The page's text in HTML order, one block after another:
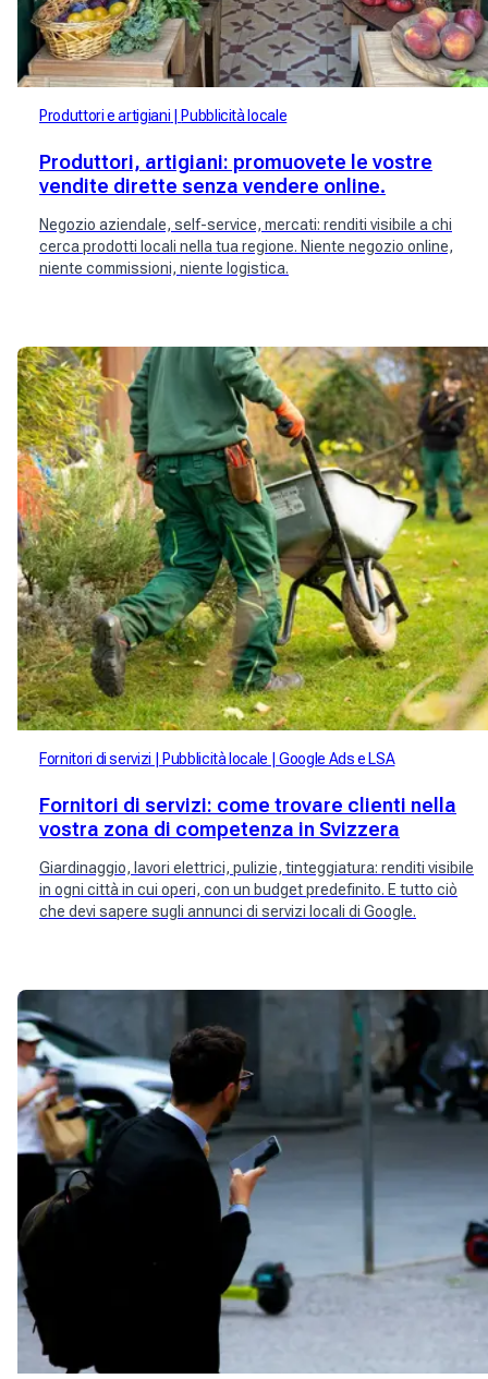
Produttori e artigiani Pubblicità locale
Produttori, artigiani: promuovete le vostre
vendite dirette senza vendere online.
Negozio aziendale, self-service, mercati: renditi visibile a chi
cerca prodotti locali nella tua regione. Niente negozio online,
niente commissioni, niente logistica.
Fornitori di servizi Pubblicità locale Google Ads e LSA
Fornitori di servizi: come trovare clienti nella
vostra zona di competenza in Svizzera
Giardinaggio, lavori elettrici, pulizie, tinteggiatura: renditi visibile
in ogni città in cui operi, con un budget predefinito. E tutto ciò
che devi sapere sugli annunci di servizi locali di Google.